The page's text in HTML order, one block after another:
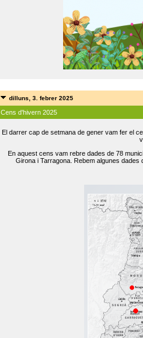
dilluns, 3. febrer 2025
Cens d'hivern 2025
El darrer cap de setmana de gener vam fer el
En aquest cens vam rebre dades de 78
Girona i Tarragona. Rebem algunes